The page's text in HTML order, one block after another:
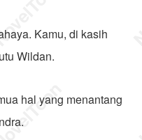
Kamu, di kasih
Wildan.
hal yang menantang